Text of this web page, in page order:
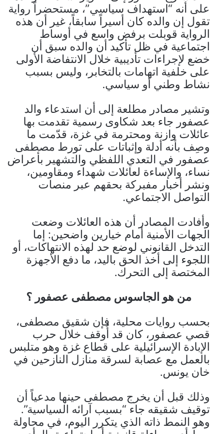
على أنه “استهداف سياسي”، مستحضراً رواية
تقول إن والده كان أسيراً سابقاً، غير أن هذه
الرواية قوبلت برفض واسع في أوساط
اجتماعية في ظل تأكيد أن والده سبق أن
خضع لإجراءات تأديبية خلال الانتفاضة الأولى
على خلفية اتهامات بالتخابر، وليس بسبب
نشاط وطني أو سياسي.
وتشير مصادر مطلعة إلى أن استدعاء والد
عصفور جاء بعد شكاوى رسمية تقدمت بها
عائلات وازنة ومحترمة في غزة، قدّمت ما
وصِف بأنه أدلة وإثباتات على تورط مصطفى
عصفور في التعدي اللفظي والتشهير بأعراض
نساء، والإساءة لعائلات شهداء ومقاومين،
ونشر أخبار مفبركة بحقهم عبر منصات
التواصل الاجتماعي.
وأفادت المصادر أن هذه العائلات وضعت
الجهات الأمنية أمام خيارين واضحين: إما
التدخل القانوني لوضع حد لهذه الانتهاكات، أو
اللجوء إلى أخذ الحق باليد، ما دفع الأجهزة
المختصة إلى التحرك.
من هو الجاسوس مصطفى عصفور ؟
بحسب روايات محلية، فإن شقيق مصطفى،
قصي عصفور، كان قد أُوقف خلال حرب
الإبادة الإسرائيلية على قطاع غزة وهو متلبس
بالعمل مع عصابة لسرقة منازل النازحين في
خان يونس.
وذلك قبل أن يخرج مصطفى حينها مدعياً أن
توقيف شقيقه جاء “بسبب آرائه السياسية”.
وهو النمط ذاته الذي يتكرر اليوم، في محاولة